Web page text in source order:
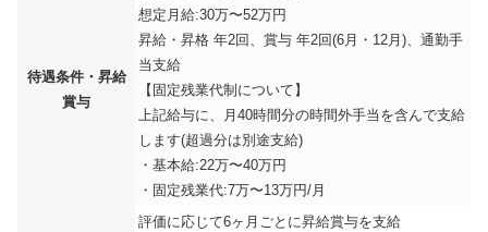
待遇条件・昇給
賞与
想定月給:30万〜52万円
昇給・昇格 年2回、賞与 年2回(6月・12月)、通勤手
当支給
【固定残業代制について】
上記給与に、月40時間分の時間外手当を含んで支給
します(超過分は別途支給)
・基本給:22万〜40万円
・固定残業代:7万〜13万円/月
評価に応じて6ヶ月ごとに昇給賞与を支給